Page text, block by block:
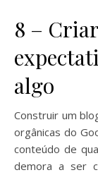
8 –
algo
Construir um
orgânicas do
conteúdo de
demora a ser